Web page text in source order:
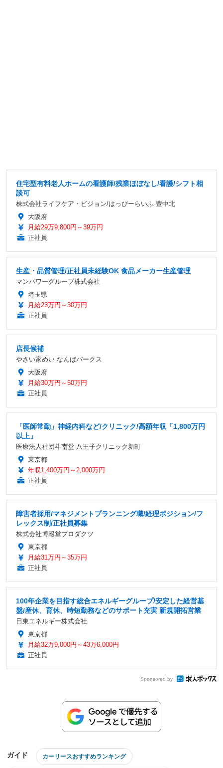
住宅型有料老人ホームの看護師/残業ほぼなし/看護/シフト相
談可
株式会社ライフケア・ビジョン/はっぴーらいふ 豊中北
大阪府
月給29万9,800円～39万円
正社員
生産・品質管理/正社員未経験OK 食品メーカー生産管理
マンパワーグループ株式会社
埼玉県
月給23万円～30万円
正社員
店長候補
やさい家めい なんばパークス
大阪府
月給30万円～50万円
正社員
「医師常勤」神経内科など/クリニック/高額年収「1,800万円
以上」
医療法人社団斗南堂 八王子クリニック新町
東京都
年収1,400万円～2,000万円
正社員
障害者採用/マネジメントプランニング職/経理ポジション/フ
レックス制/正社員募集
株式会社博報堂プロダクツ
東京都
月給31万円～35万円
正社員
100年企業を目指す総合エネルギーグループ/安定した経営基
盤/産休、育休、時短勤務などのサポート充実 新規開拓営業
日東エネルギー株式会社
東京都
月給32万9,000円～43万6,000円
正社員
Sponsored by
ガイド カーリースおすすめランキング